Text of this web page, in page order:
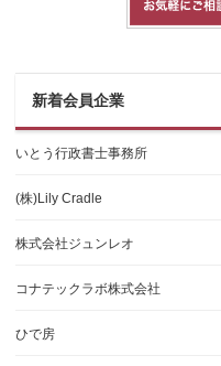
新着会員企業
いとう行政書士事務所
(株)Lily Cradle
株式会社ジュンレオ
コナテックラボ株式会社
ひで房